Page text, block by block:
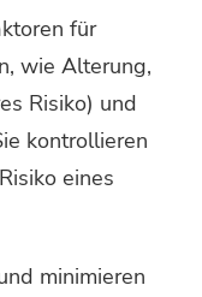
für
wie Alterung,
Risiko) und
kontrollieren
eines
minimieren